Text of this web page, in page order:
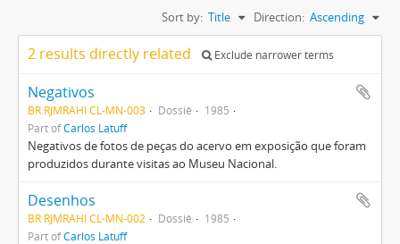
Sort by: Title Direction: Ascending
2 results directly related Exclude narrower terms
Negativos
BR RJMRAHI CL-MN-003 Dossiê
1985
Part ofCarlos Latuff
Negativos de fotos de peças do acervo em exposição que foram
produzidos durante visitas ao Museu Nacional.
Desenhos
BR RJMRAHI CL-MN-002 Dossiê
1985
Part ofCarlos Latuff